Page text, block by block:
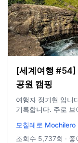
[세계여행 #54]
공원 캠핑
여행자 정기현 입니다. 9년 동안 여행중이며 여행하는
기록합니다. 주로 브이로그 영상을 올리며 때로는 스페인어,
난 영상을 편집해서
company https://yologotrip.com/
모칠레로 Mochilero
조회수 5,737회 · 좋